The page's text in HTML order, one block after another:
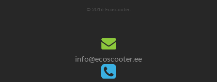
© 2016 Ecoscooter.
info@ecoscooter.ee